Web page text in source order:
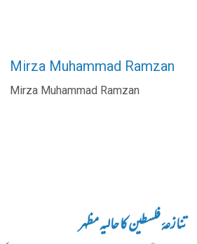
Mirza Muhammad Ramzan
Mirza Muhammad Ramzan
تنازعۂ فلسطین کا حالیہ مظہر